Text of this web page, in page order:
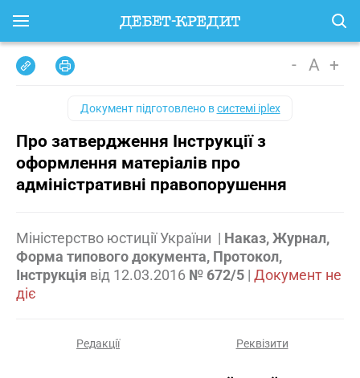
- A +
Документ підготовлено всистемі iplex
Про затвердження Інструкції з
оформлення матеріалів про
адміністративні правопорушення
Міністерство юстиції України | Наказ, Журнал,
Форма типового документа, Протокол,
Інструкція від 12.03.2016 № 672/5 | Документ не
діє
Редакції Реквізити